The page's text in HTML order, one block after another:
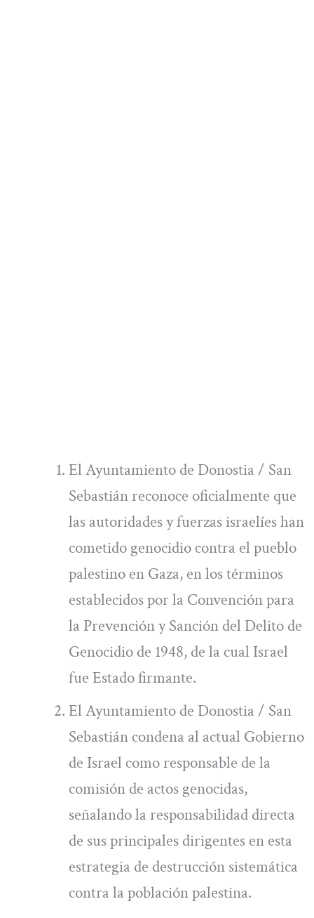
El Ayuntamiento de Donostia / San
Sebastián reconoce oficialmente que
las autoridades y fuerzas israelíes han
cometido genocidio contra el pueblo
palestino en Gaza, en los términos
establecidos por la Convención para
la Prevención y Sanción del Delito de
Genocidio de 1948, de la cual Israel
fue Estado firmante.
El Ayuntamiento de Donostia / San
Sebastián condena al actual Gobierno
de Israel como responsable de la
comisión de actos genocidas,
señalando la responsabilidad directa
de sus principales dirigentes en esta
estrategia de destrucción sistemática
contra la población palestina.